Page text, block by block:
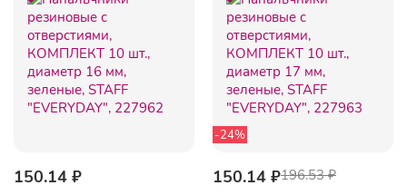
150.14 ₽
-24%
150.14 ₽196.53 ₽